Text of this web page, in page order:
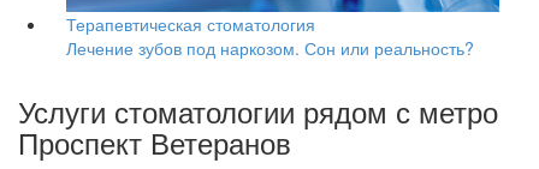
Терапевтическая стоматология
Лечение зубов под наркозом. Сон или реальность?
Услуги стоматологии рядом с метро
Проспект Ветеранов